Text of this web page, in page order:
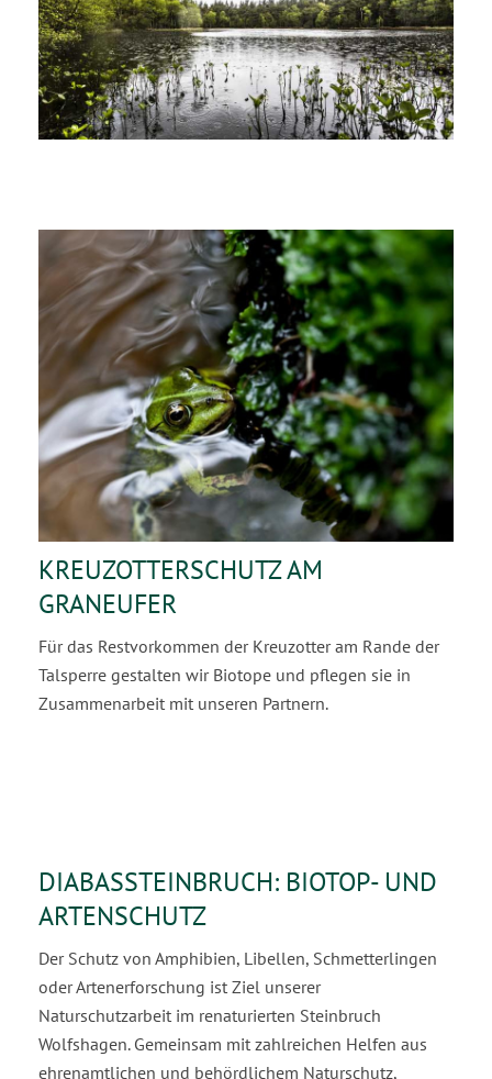
KREUZOTTERSCHUTZ AM
GRANEUFER
Für das Restvorkommen der Kreuzotter am Rande der
Talsperre gestalten wir Biotope und pflegen sie in
Zusammenarbeit mit unseren Partnern.
DIABASSTEINBRUCH: BIOTOP- UND
ARTENSCHUTZ
Der Schutz von Amphibien, Libellen, Schmetterlingen
oder Artenerforschung ist Ziel unserer
Naturschutzarbeit im renaturierten Steinbruch
Wolfshagen. Gemeinsam mit zahlreichen Helfen aus
ehrenamtlichen und behördlichem Naturschutz,